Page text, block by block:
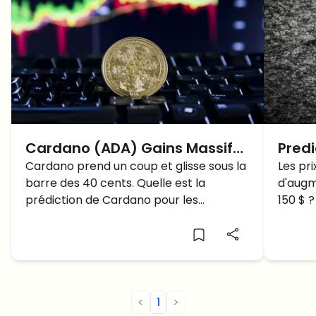
Cardano (ADA) Gains Massifs:
Prévision pour la semaine
prochaine?
Cardano prend un coup et glisse sous la
barre des 40 cents. Quelle est la
prédiction de Cardano pour les
LTC
Les
150 $
< 1 >